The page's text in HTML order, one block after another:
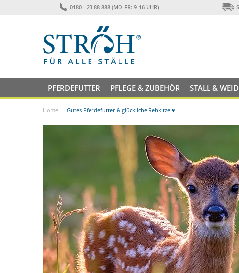
0180 - 23 88 888 (MO-FR: 9-16 UHR)
PFERDEFUTTER PFLEGE & ZUBEHÖR STALL &
Home Gutes Pferdefutter & glückliche Rehkitze ♥